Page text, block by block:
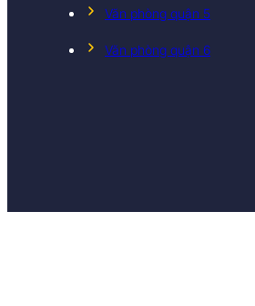
Văn phòng quận 5
Văn phòng quận 6